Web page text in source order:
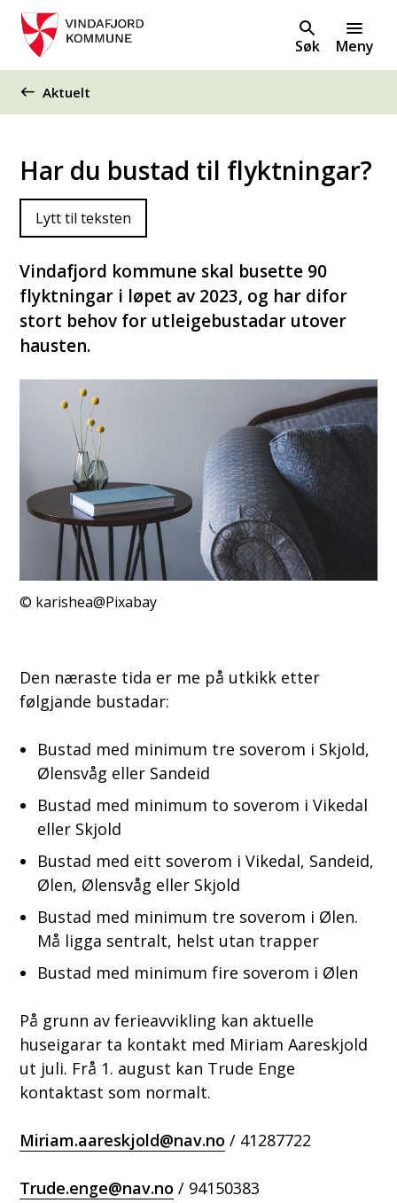
Søk Meny
Du er her:
Aktuelt
Har du bustad til flyktningar?
Lytt til teksten
Vindafjord kommune skal busette 90
flyktningar i løpet av 2023, og har difor
stort behov for utleigebustadar utover
hausten.
karishea@Pixabay
Den næraste tida er me på utkikk etter
følgjande bustadar:
Bustad med minimum tre soverom i Skjold,
Ølensvåg eller Sandeid
Bustad med minimum to soverom i Vikedal
eller Skjold
Bustad med eitt soverom i Vikedal, Sandeid,
Ølen, Ølensvåg eller Skjold
Bustad med minimum tre soverom i Ølen.
Må ligga sentralt, helst utan trapper
Bustad med minimum fire soverom i Ølen
På grunn av ferieavvikling kan aktuelle
huseigarar ta kontakt med Miriam Aareskjold
ut juli. Frå 1. august kan Trude Enge
kontaktast som normalt.
Miriam.aareskjold@nav.no / 41287722
Trude.enge@nav.no / 94150383